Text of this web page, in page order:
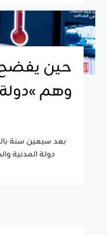
وهم »دولة
دولة المدنية